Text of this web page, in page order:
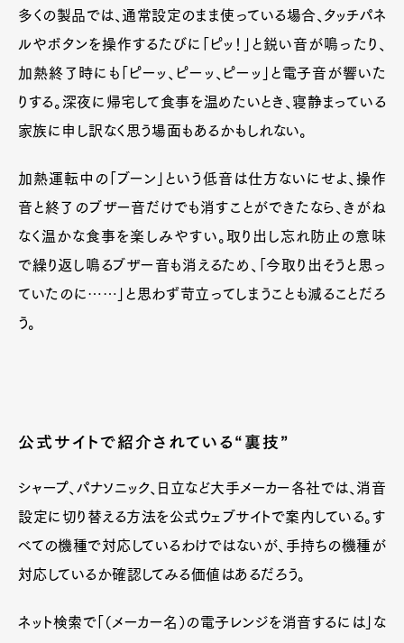
多くの製品では、通常設定のまま使っている場合、タッチパネ
ルやボタンを操作するたびに「ピッ！」と鋭い音が鳴ったり、
加熱終了時にも「ピーッ、ピーッ、ピーッ」と電子音が響いた
りする。深夜に帰宅して食事を温めたいとき、寝静まっている
家族に申し訳なく思う場面もあるかもしれない。
加熱運転中の「ブーン」という低音は仕方ないにせよ、操作
音と終了のブザー音だけでも消すことができたなら、きがね
なく温かな食事を楽しみやすい。取り出し忘れ防止の意味
で繰り返し鳴るブザー音も消えるため、「今取り出そうと思っ
ていたのに……」と思わず苛立ってしまうことも減ることだろ
う。
公式サイトで紹介されている“裏技”
シャープ、パナソニック、日立など大手メーカー各社では、消音
設定に切り替える方法を公式ウェブサイトで案内している。す
べての機種で対応しているわけではないが、手持ちの機種が
対応しているか確認してみる価値はあるだろう。
ネット検索で「（メーカー名）の電子レンジを消音するには」な